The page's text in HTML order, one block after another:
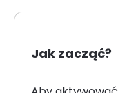
Jak zacząć?